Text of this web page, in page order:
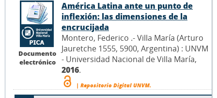
Documento
electrónico
América Latina ante un punto de
inflexión: las dimensiones de la
encrucijada
Montero, Federico .- Villa María (Arturo
Jauretche 1555, 5900, Argentina) : UNVM
- Universidad Nacional de Villa María,
2016.
| Repositorio Digital UNVM.